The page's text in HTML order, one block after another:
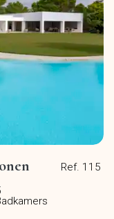
Ref. 115